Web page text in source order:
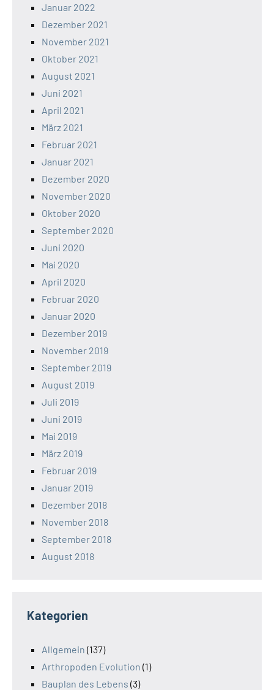
Januar 2022
Dezember 2021
November 2021
Oktober 2021
August 2021
Juni 2021
April 2021
März 2021
Februar 2021
Januar 2021
Dezember 2020
November 2020
Oktober 2020
September 2020
Juni 2020
Mai 2020
April 2020
Februar 2020
Januar 2020
Dezember 2019
November 2019
September 2019
August 2019
Juli 2019
Juni 2019
Mai 2019
März 2019
Februar 2019
Januar 2019
Dezember 2018
November 2018
September 2018
August 2018
Kategorien
Allgemein (137)
Arthropoden Evolution (1)
Bauplan des Lebens (3)